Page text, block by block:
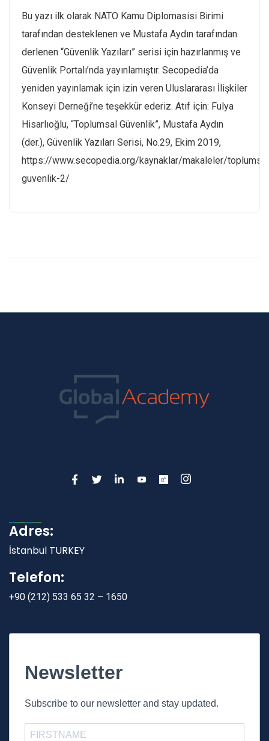
Bu yazı ilk olarak NATO Kamu Diplomasisi Birimi
tarafından desteklenen ve Mustafa Aydın tarafından
derlenen “Güvenlik Yazıları” serisi için hazırlanmış ve
Güvenlik Portalı’nda yayınlamıştır. Secopedia’da
yeniden yayınlamak için izin veren Uluslararası İlişkiler
Konseyi Derneği’ne teşekkür ederiz. Atıf için: Fulya
Hisarlıoğlu, “Toplumsal Güvenlik”, Mustafa Aydın
(der.), Güvenlik Yazıları Serisi, No.29, Ekim 2019,
https://www.secopedia.org/kaynaklar/makaleler/
guvenlik-2/
Adres:
İstanbul TURKEY
Telefon:
+90 (212) 533 65 32 – 1650
Newsletter
Subscribe to our newsletter and stay updated.